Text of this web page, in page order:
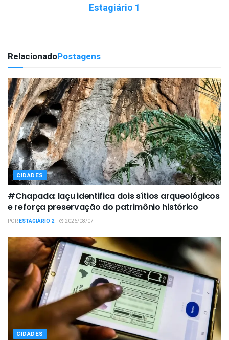
Estagiário 1
RelacionadoPostagens
CIDADES
#Chapada: Iaçu identifica dois sítios arqueológicos
e reforça preservação do patrimônio histórico
PORESTAGIÁRIO 2 2026/08/07
CIDADES